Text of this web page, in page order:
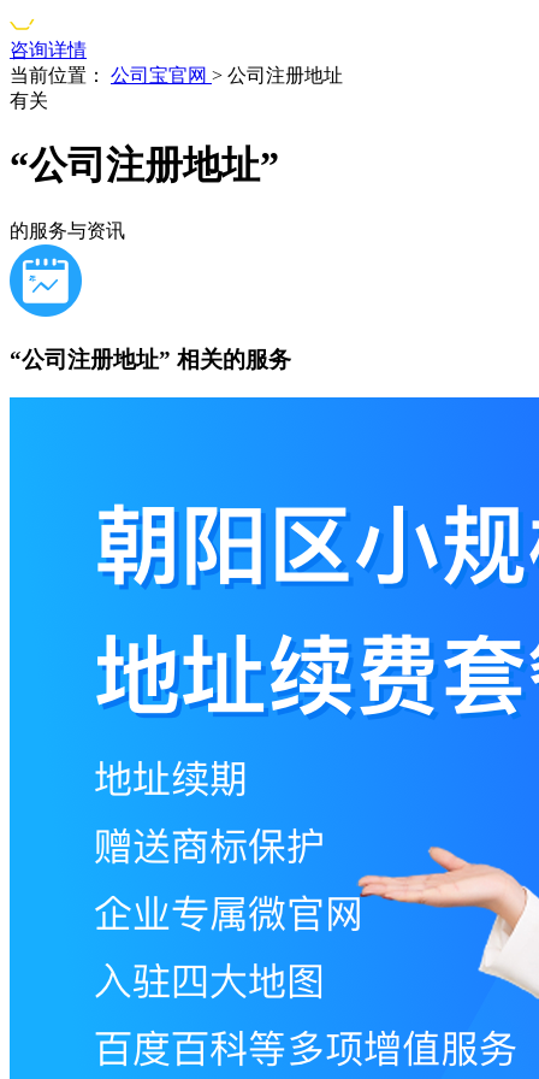
咨询详情
当前位置：
公司宝官网 > 公司注册地址
有关
“公司注册地址”
的服务与资讯
“公司注册地址” 相关的服务